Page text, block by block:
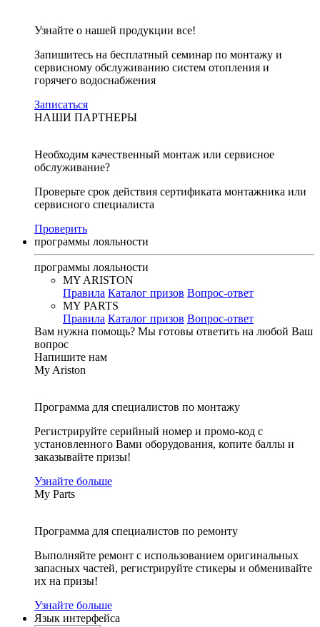
Узнайте о нашей продукции все!
Запишитесь на бесплатный семинар по монтажу и
сервисному обслуживанию систем отопления и
горячего водоснабжения
Записаться
НАШИ ПАРТНЕРЫ
Необходим качественный монтаж или сервисное
обслуживание?
Проверьте срок действия сертификата монтажника или
сервисного специалиста
Проверить
программы лояльности
программы лояльности
MY ARISTON
Правила Каталог призов Вопрос-ответ
MY PARTS
Правила Каталог призов Вопрос-ответ
Вам нужна помощь? Мы готовы ответить на любой Ваш
вопрос
Напишите нам
My Ariston
Программа для специалистов по монтажу
Регистрируйте серийный номер и промо-код с
установленного Вами оборудования, копите баллы и
заказывайте призы!
Узнайте больше
My Parts
Программа для специалистов по ремонту
Выполняйте ремонт с использованием оригинальных
запасных частей, регистрируйте стикеры и обменивайте
их на призы!
Узнайте больше
Язык интерфейса